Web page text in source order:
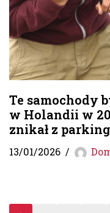
Te samochody
w Holandii w
znikał z
13/01/2026